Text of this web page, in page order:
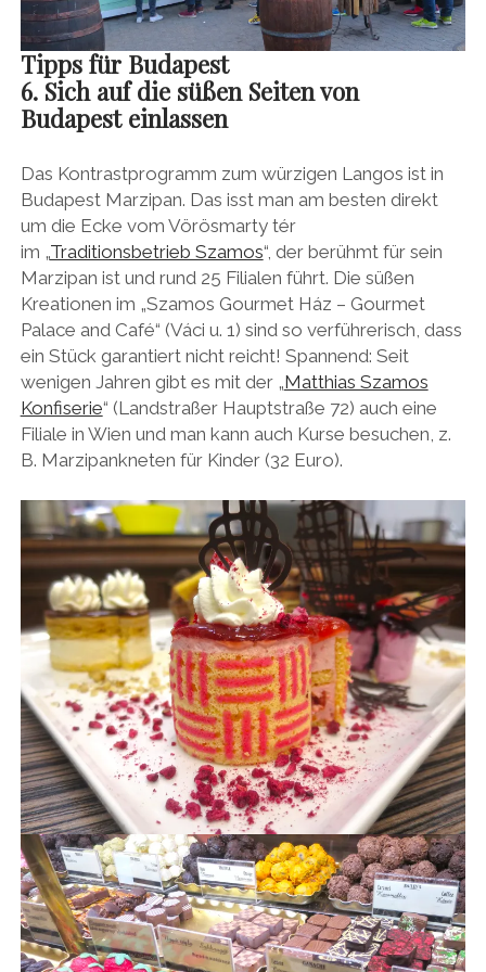
Tipps für Budapest
6. Sich auf die süßen Seiten von
Budapest einlassen
Das Kontrastprogramm zum würzigen Langos ist in
Budapest Marzipan. Das isst man am besten direkt
um die Ecke vom Vörösmarty tér
im „Traditionsbetrieb Szamos“, der berühmt für sein
Marzipan ist und rund 25 Filialen führt. Die süßen
Kreationen im „Szamos Gourmet Ház – Gourmet
Palace and Café“ (Váci u. 1) sind so verführerisch, dass
ein Stück garantiert nicht reicht! Spannend: Seit
wenigen Jahren gibt es mit der „Matthias Szamos
Konfiserie“ (Landstraßer Hauptstraße 72) auch eine
Filiale in Wien und man kann auch Kurse besuchen, z.
B. Marzipankneten für Kinder (32 Euro).